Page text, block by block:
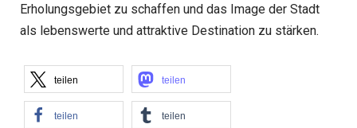
Erholungsgebiet zu schaffen und das Image der Stadt
als lebenswerte und attraktive Destination zu stärken.
teilen teilen
teilen teilen